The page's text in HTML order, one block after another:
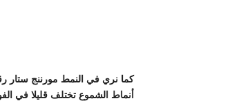
أنماط الشموع تختلف قليلا في